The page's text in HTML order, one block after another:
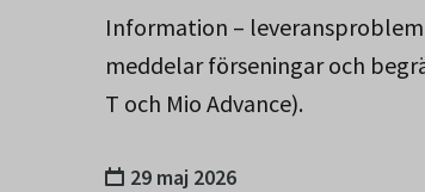
Information –
meddelar förseningar och
T och Mio Advance).
29 maj 2026